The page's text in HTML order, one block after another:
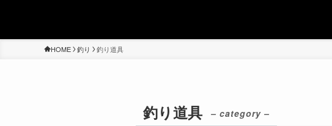
HOME 釣り 釣り道具
釣り道具 – category –